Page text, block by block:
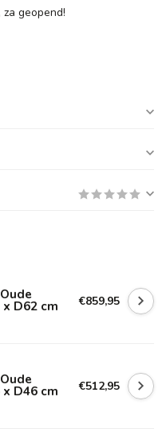
za geopend!
D62 cm €859,95
D46 cm €512,95